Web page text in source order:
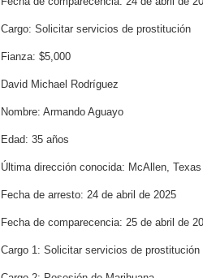
Cargo: Solicitar servicios de prostitución
Fianza: $5,000
David Michael Rodríguez
Nombre: Armando Aguayo
Edad: 35 años
Última dirección conocida: McAllen, Texas
Fecha de arresto: 24 de abril de 2025
Fecha de comparecencia: 25 de abril de
Cargo 1: Solicitar servicios de prostitución